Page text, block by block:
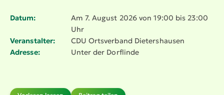
Datum:
Am 7. August 2026 von 19:00 bis 23:00
Uhr
Veranstalter:
CDU Ortsverband Dieters­hausen
Adresse:
Unter der Dorflinde